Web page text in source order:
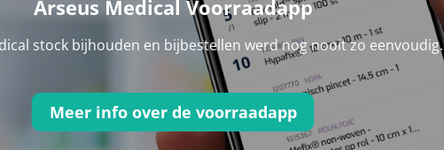
Arseus Medical Voorraadapp
stock bijhouden en bijbestellen werd nog nooit zo eenvoudig.
Meer info over de voorraadapp